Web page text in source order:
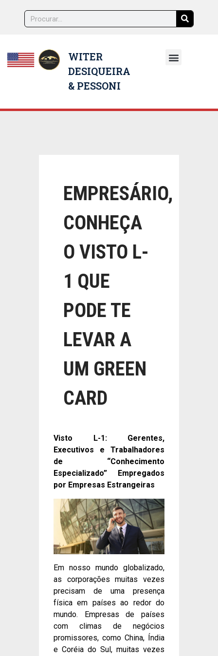
WITER
DESIQUEIRA
& PESSONI
EMPRESÁRIO,
CONHEÇA
O VISTO L-
1 QUE
PODE TE
LEVAR A
UM GREEN
CARD
Visto L-1: Gerentes,
Executivos e Trabalhadores
de “Conhecimento
Especializado” Empregados
por Empresas Estrangeiras
Em nosso mundo globalizado,
as corporações muitas vezes
precisam de uma presença
física em países ao redor do
mundo. Empresas de países
com climas de negócios
promissores, como China, Índia
e Coréia do Sul, muitas vezes